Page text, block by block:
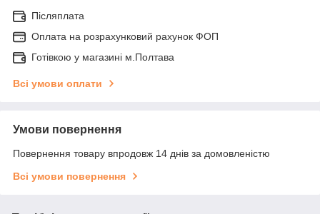
Післяплата
Оплата на розрахунковий рахунок ФОП
Готівкою у магазині м.Полтава
Всі умови оплати
Умови повернення
Повернення товару впродовж 14 днів за домовленістю
Всі умови повернення